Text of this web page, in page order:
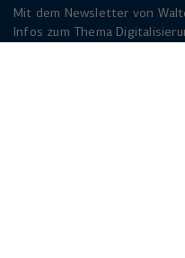
Mit dem Newsletter von
Infos zum Thema